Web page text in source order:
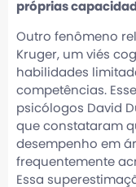
próprias
Outro fenômeno
Kruger, um viés
habilidades
competências.
psicólogos David
que constataram
desempenho em
frequentemente
Essa